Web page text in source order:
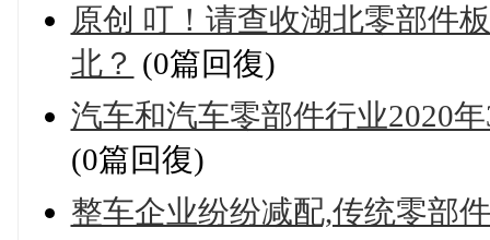
原创 叮！请查收湖北零部件
北？ (0篇回復)
汽车和汽车零部件行业2020
(0篇回復)
整车企业纷纷减配,传统零部